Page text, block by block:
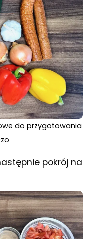
do przygotowania
pokrój na